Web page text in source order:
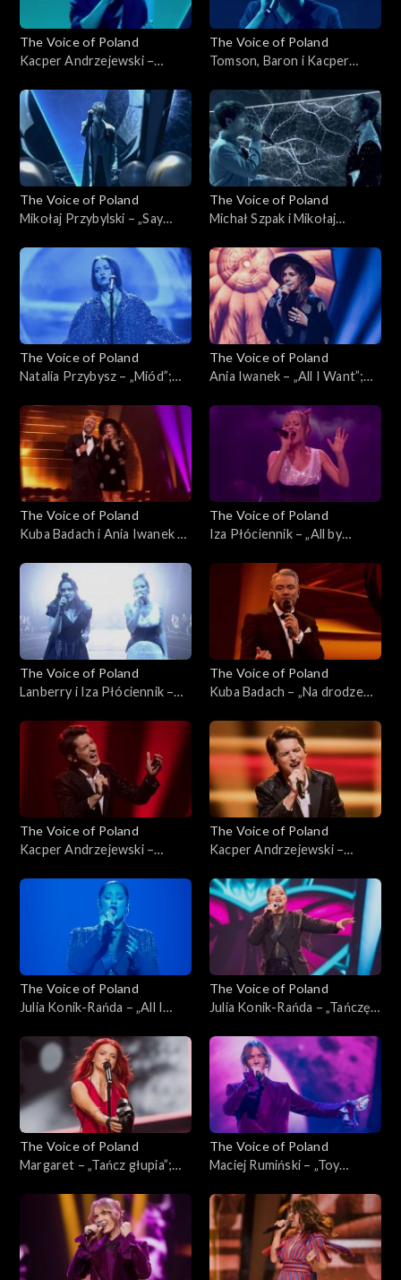
The Voice of Poland
Kacper Andrzejewski –
Poland”, Finał, 30 listopada
2024
The Voice of Poland
Tomson, Baron i Kacper
„The Voice of Poland”, Finał,
30 listopada 2024
The Voice of Poland
Mikołaj Przybylski – „Say
Poland”, Finał, 30 listopada
2024
The Voice of Poland
Michał Szpak i Mikołaj
Be the Hardest Word”; „The
Voice of Poland”, Finał, 30
listopada 2024
The Voice of Poland
Natalia Przybysz – „Miód”;
30 listopada 2024
The Voice of Poland
Ania Iwanek – „All I Want”;
30 listopada 2024
The Voice of Poland
Kuba Badach i Ania Iwanek –
„The Voice of Poland”, Finał,
30 listopada 2024
The Voice of Poland
Iza Płóciennik – „All by
Poland”, Finał, 30 listopada
The Voice of Poland
Lanberry i Iza Płóciennik –
Poland”, Finał, 30 listopada
The Voice of Poland
Kuba Badach – „Na drodze
of Poland”, Finał, 30
listopada 2024
The Voice of Poland
Kacper Andrzejewski –
Poland”, Live, 23 listopada
The Voice of Poland
Kacper Andrzejewski –
of Poland”, Live, 23 listopada
2024
The Voice of Poland
Julia Konik-Rańda – „All I
Live, 23 listopada 2024
The Voice of Poland
Julia Konik-Rańda – „Tańczę
Live, 23 listopada 2024
The Voice of Poland
Margaret – „Tańcz głupia”;
23 listopada 2024
The Voice of Poland
Maciej Rumiński – „Toy
Poland”, Live, 23 listopada
2024